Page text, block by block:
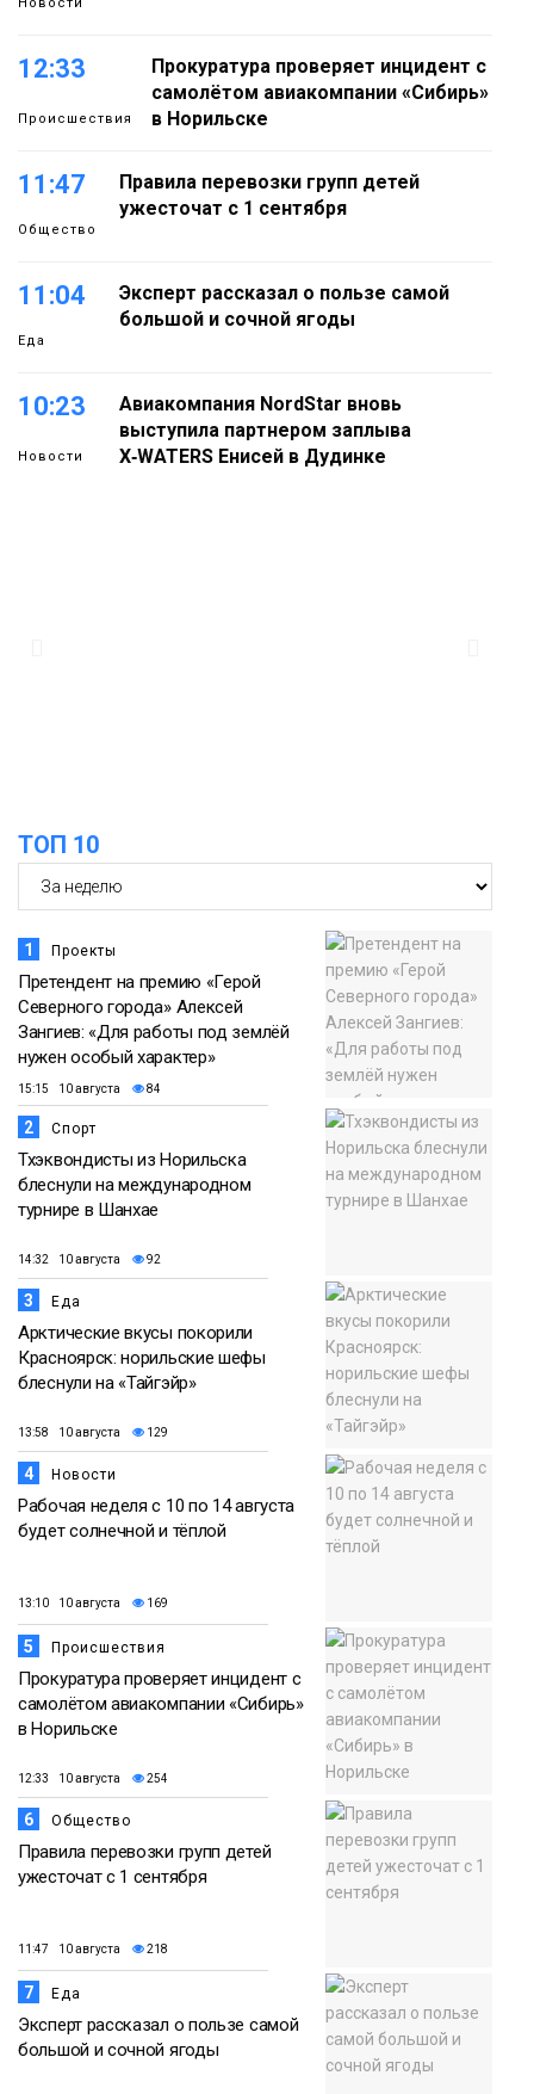
12:33
Происшествия
Прокуратура проверяет инцидент с
самолётом авиакомпании «Сибирь»
в Норильске
11:47
Общество
Правила перевозки групп детей
ужесточат с 1 сентября
11:04
Еда
Эксперт рассказал о пользе самой
большой и сочной ягоды
10:23
Новости
Авиакомпания NordStar вновь
выступила партнером заплыва
X‑WATERS Енисей в Дудинке
ТОП 10
1 Проекты
Претендент на премию «Герой
Северного города» Алексей
Зангиев: «Для работы под землёй
нужен особый характер»
15:15 10 августа 84
2 Спорт
Тхэквондисты из Норильска
блеснули на международном
турнире в Шанхае
14:32 10 августа 92
3 Еда
Арктические вкусы покорили
Красноярск: норильские шефы
блеснули на «Тайгэйр»
13:58 10 августа 129
4 Новости
Рабочая неделя с 10 по 14 августа
будет солнечной и тёплой
13:10 10 августа 169
5 Происшествия
Прокуратура проверяет инцидент с
самолётом авиакомпании «Сибирь»
в Норильске
12:33 10 августа 254
6 Общество
Правила перевозки групп детей
ужесточат с 1 сентября
11:47 10 августа 218
7 Еда
Эксперт рассказал о пользе самой
большой и сочной ягоды